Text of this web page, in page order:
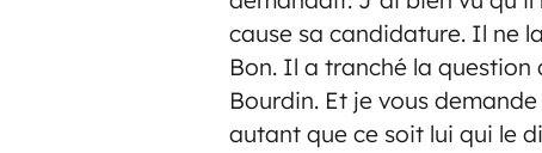
cause sa candidature. Il ne
Bon. Il a tranché la
Bourdin. Et je vous
autant que ce soit lui qui le